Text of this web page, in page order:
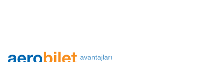
avantajları